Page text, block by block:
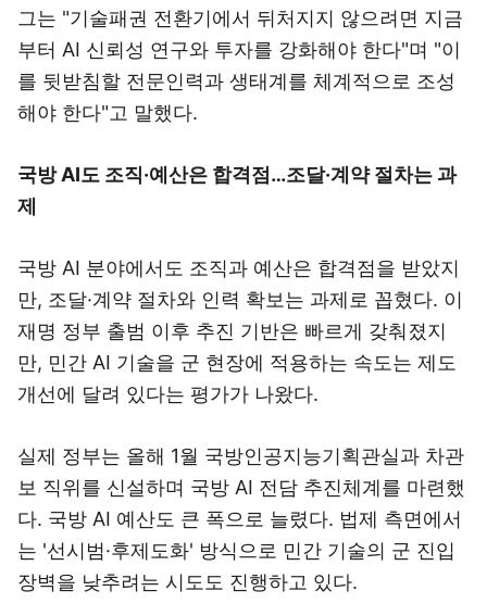
그는 "기술패권 전환기에서 뒤처지지 않으려면 지금
부터 AI 신뢰성 연구와 투자를 강화해야 한다"며 "이
를 뒷받침할 전문인력과 생태계를 체계적으로 조성
해야 한다"고 말했다.
국방 AI도 조직·예산은 합격점…조달·계약 절차는 과
제
국방 AI 분야에서도 조직과 예산은 합격점을 받았지
만, 조달·계약 절차와 인력 확보는 과제로 꼽혔다. 이
재명 정부 출범 이후 추진 기반은 빠르게 갖춰졌지
만, 민간 AI 기술을 군 현장에 적용하는 속도는 제도
개선에 달려 있다는 평가가 나왔다.
실제 정부는 올해 1월 국방인공지능기획관실과 차관
보 직위를 신설하며 국방 AI 전담 추진체계를 마련했
다. 국방 AI 예산도 큰 폭으로 늘렸다. 법제 측면에서
는 '선시범·후제도화' 방식으로 민간 기술의 군 진입
장벽을 낮추려는 시도도 진행하고 있다.